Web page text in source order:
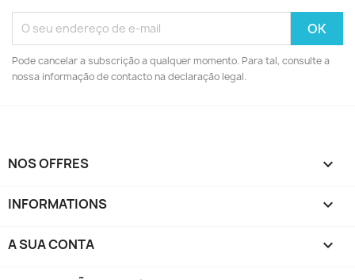
Pode cancelar a subscrição a qualquer momento. Para tal, consulte a
nossa informação de contacto na declaração legal.
NOS OFFRES 
INFORMATIONS 
A SUA CONTA 